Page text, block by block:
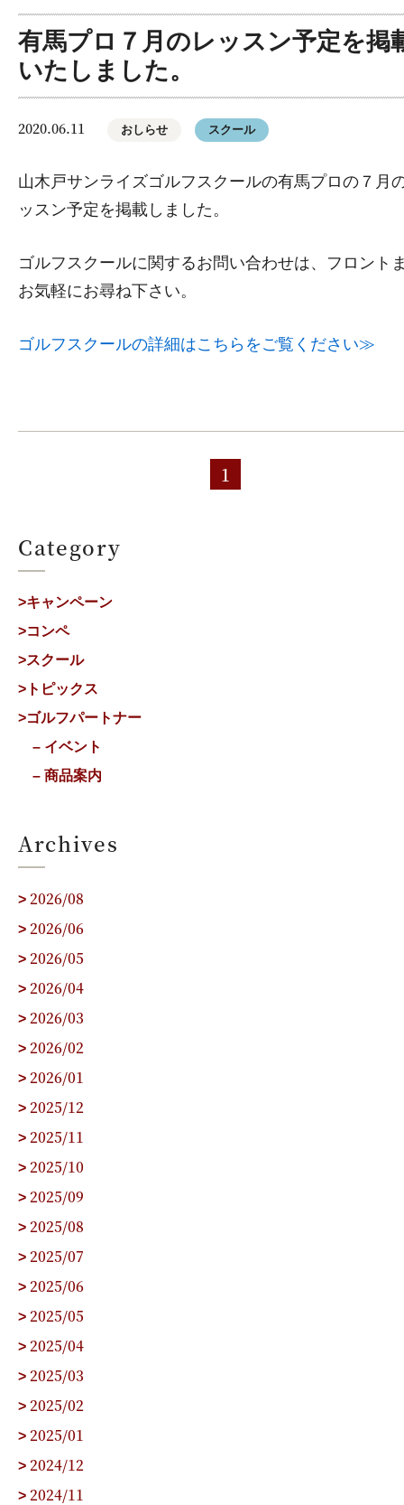
有馬プロ７月のレッスン予定を掲
いたしました。
2020.06.11 おしらせ スクール
山木戸サンライズゴルフスクールの有馬プロの７月
ッスン予定を掲載しました。
ゴルフスクールに関するお問い合わせは、フロント
お気軽にお尋ね下さい。
ゴルフスクールの詳細はこちらをご覧ください≫
1
Category
>キャンペーン
>コンペ
>スクール
>トピックス
>ゴルフパートナー
– イベント
– 商品案内
Archives
> 2026/08
> 2026/06
> 2026/05
> 2026/04
> 2026/03
> 2026/02
> 2026/01
> 2025/12
> 2025/11
> 2025/10
> 2025/09
> 2025/08
> 2025/07
> 2025/06
> 2025/05
> 2025/04
> 2025/03
> 2025/02
> 2025/01
> 2024/12
> 2024/11